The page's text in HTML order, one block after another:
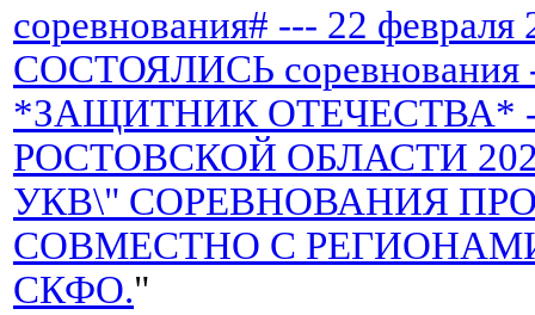
соревнования# --- 22 февраля
СОСТОЯЛИСЬ
*ЗАЩИТНИК ОТЕЧЕСТВА*
РОСТОВСКОЙ ОБЛАСТИ 2026
УКВ\" СОРЕВНОВАНИЯ
СОВМЕСТНО С
СКФО."